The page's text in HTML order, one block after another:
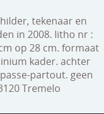
tekenaar en
in 2008. litho nr :
op 28 cm. formaat
kader. achter
partout. geen
Tremelo